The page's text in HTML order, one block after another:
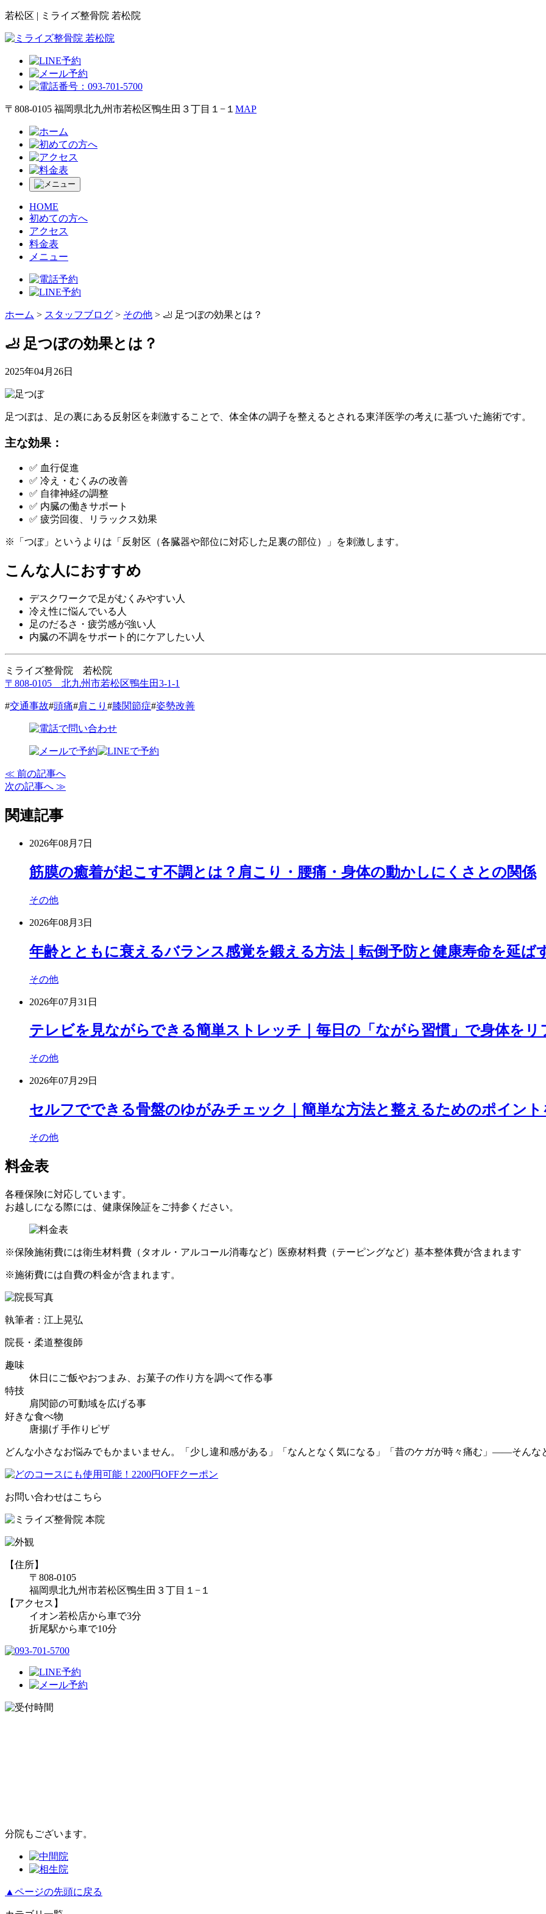
若松区 | ミライズ整骨院 若松院
〒808-0105 福岡県北九州市若松区鴨生田３丁目１−１ MAP
HOME
初めての方へ
アクセス
料金表
メニュー
ホーム > スタッフブログ > その他 > 🦶 足つぼの効果とは？
🦶 足つぼの効果とは？
2025年04月26日
足つぼは、足の裏にある反射区を刺激することで、体全体の調子を整えるとされる東洋医学の考えに基づいた施術です。
主な効果：
✅ 血行促進
✅ 冷え・むくみの改善
✅ 自律神経の調整
✅ 内臓の働きサポート
✅ 疲労回復、リラックス効果
※「つぼ」というよりは「反射区（各臓器や部位に対応した足裏の部位）」を刺激します。
こんな人におすすめ
デスクワークで足がむくみやすい人
冷え性に悩んでいる人
足のだるさ・疲労感が強い人
内臓の不調をサポート的にケアしたい人
ミライズ整骨院 若松院
〒808-0105 北九州市若松区鴨生田3-1-1
#交通事故#頭痛#肩こり #膝関節症#姿勢改善
≪ 前の記事へ
次の記事へ ≫
関連記事
2026年08月7日
筋膜の癒着が起こす不調とは？肩こり・腰痛・身体の動かしにくさとの関係
その他
2026年08月3日
年齢とともに衰えるバランス感覚を鍛える方法｜転倒予防と健康寿命を延ば
その他
2026年07月31日
テレビを見ながらできる簡単ストレッチ｜毎日の「ながら習慣」で身体をリ
その他
2026年07月29日
セルフでできる骨盤のゆがみチェック｜簡単な方法と整えるためのポイント
その他
料金表
各種保険に対応しています。
お越しになる際には、健康保険証をご持参ください。
※保険施術費には衛生材料費（タオル・アルコール消毒など）医療材料費（テーピングなど）基本整体費が含まれます
※施術費には自費の料金が含まれます。
執筆者：江上晃弘
院長・柔道整復師
趣味
休日にご飯やおつまみ、お菓子の作り方を調べて作る事
特技
肩関節の可動域を広げる事
好きな食べ物
唐揚げ 手作りピザ
どんな小さなお悩みでもかまいません。「少し違和感がある」「なんとなく気になる」「昔のケガが時々痛む」――そんな
お問い合わせはこちら
【住所】
〒808-0105
福岡県北九州市若松区鴨生田３丁目１−１
【アクセス】
イオン若松店から車で3分
折尾駅から車で10分
分院もございます。
▲ページの先頭に戻る